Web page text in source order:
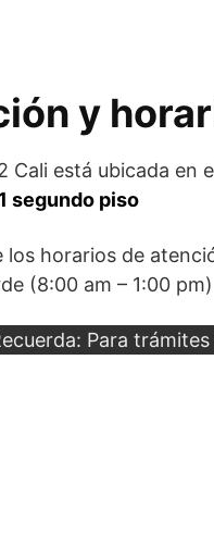
y
Cali está ubicada en
segundo piso
los horarios de
(8:00 am – 1:00 pm)
Para